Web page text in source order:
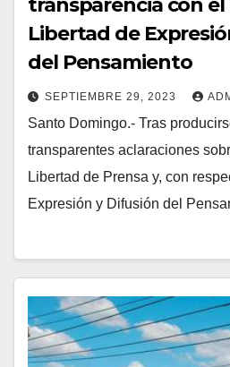
transparencia con
Libertad de
del Pensamiento
SEPTIEMBRE 29, 2023
Santo Domingo.- Tras
transparentes aclaraciones
Libertad de Prensa y, con
Expresión y Difusión del